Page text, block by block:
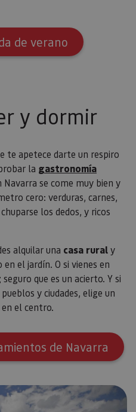
de verano
y dormir
te apetece darte un respiro
la gastronomía
Navarra se come muy bien y
cero: verduras, carnes,
los dedos, y ricos
alquilar una casa ruraly
el jardín. O si vienes en
seguro que es un acierto. Y si
y ciudades, elige un
el centro.
de Navarra